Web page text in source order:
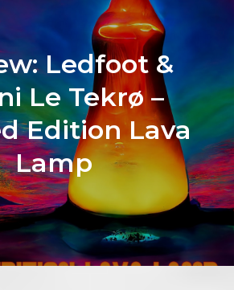
Ledfoot &
Le Tekrø –
Edition Lava
Lamp